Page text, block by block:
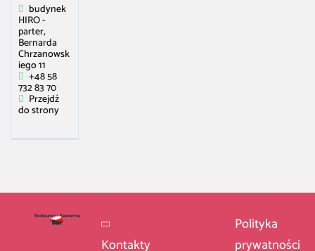
budynek
HIRO -
parter,
Bernarda
Chrzanowsk
iego 11
+48 58
732 83 70
Przejdź
do strony
Kontakty
Polityka
prywatności